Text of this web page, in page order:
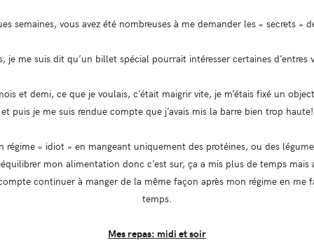
semaines, vous avez été nombreuses à me demander les « secrets »
je me suis dit qu’un billet spécial pourrait intéresser certaines d’entres
et demi, ce que je voulais, c’était maigrir vite, je m’étais fixé un
et puis je me suis rendue compte que j’avais mis la barre bien trop haute!
régime « idiot » en mangeant uniquement des protéines, ou des
mon alimentation donc c’est sur, ça a mis plus de temps mais
continuer à manger de la même façon après mon régime en me
temps.
Mes repas: midi et soir